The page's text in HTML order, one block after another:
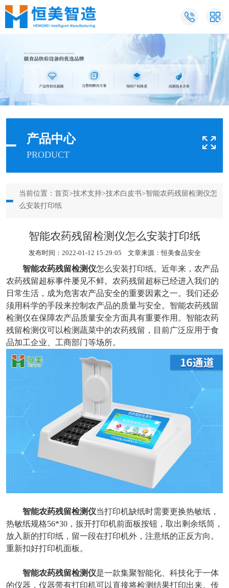
产品中心
PRODUCT
当前位置： 首页 >技术支持>技术白皮书>智能农药残留检测仪怎
么安装打印纸
智能农药残留检测仪怎么安装打印纸
发布时间：2022-01-12 15:29:05 文章来源：恒美食品安全
智能农药残留检测仪怎么安装打印纸。近年来，农产品
农药残留超标事件屡见不鲜。农药残留超标已经进入我们的
日常生活，成为危害农产品安全的重要因素之一。我们还必
须用科学的手段来控制农产品的质量与安全。智能农药残留
检测仪在保障农产品质量安全方面具有重要作用。智能农药
残留检测仪可以检测蔬菜中的农药残留，目前广泛应用于食
品加工企业、工商部门等场所。
智能农药残留检测仪当打印机缺纸时需要更换热敏纸，
热敏纸规格56*30，扳开打印机前面板按钮，取出剩余纸筒，
放入新的打印纸，留一段在打印机外，注意纸的正反方向。
重新扣好打印机面板。
智能农药残留检测仪是一款集聚智能化、科技化于一体
的仪器，仪器带有打印机可以直接将检测结果打印出来。传